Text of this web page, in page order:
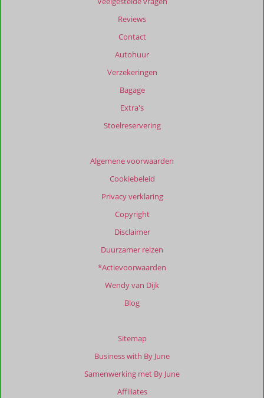
Reviews
Contact
Autohuur
Verzekeringen
Bagage
Extra's
Stoelreservering
Algemene voorwaarden
Cookiebeleid
Privacy verklaring
Copyright
Disclaimer
Duurzamer reizen
*Actievoorwaarden
Wendy van Dijk
Blog
Sitemap
Business with By June
Samenwerking met By June
Affiliates